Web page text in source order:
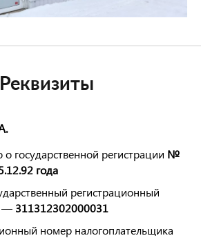
Реквизиты
о государственной регистрации №
года
регистрационный
— 311312302000031
номер налогоплательщика